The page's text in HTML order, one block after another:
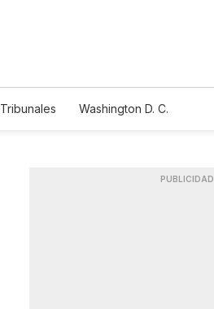
Tribunales
Washington D. C.
PUBLICIDAD